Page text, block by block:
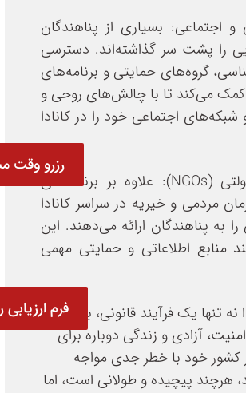
اجتماعی: بسیاری از پناهندگان
را پشت سر گذاشته‌اند. دسترسی
گروه‌های حمایتی و برنامه‌های
کمک می‌کند تا با چالش‌های روحی و
و شبکه‌های اجتماعی خود را در کانادا
سازمان‌های غیردولتی (NGOs): علاوه بر برنامه‌های
مردمی و خیریه در سراسر کانادا
به پناهندگان ارائه می‌دهند. این
منابع اطلاعاتی و حمایتی مهمی
تنها یک فرآیند قانونی، بلکه
آزادی و زندگی دوباره برای
کشور خود با خطر جدی مواجه
هرچند پیچیده و طولانی است، اما
رزرو وقت
فرم ارزیابی